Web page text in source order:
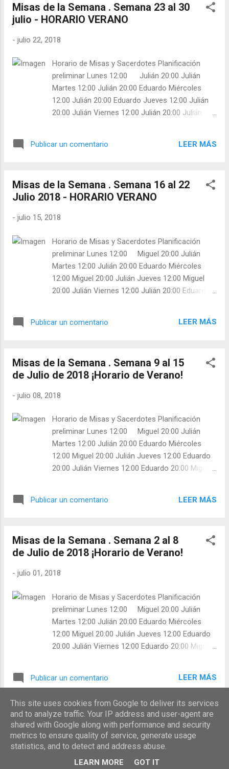
Misas de la Semana . Semana 23 al 30
julio - HORARIO VERANO
- julio 22, 2018
Horario de Misas y Sacerdotes Planificación
preliminar Lunes 12:00 Julián 20:00 Julián
Martes 12:00 Julián 20:00 Eduardo Miércoles
12:00 Julián 20:00 Eduardo Jueves 12:00 Julián
20:00 Julián Viernes 12:00 Julián 20:00 Julián
Julián 20:00 Julián Confiesa:
Publicar un comentario LEER MÁS
Misas de la Semana . Semana 16 al 22
Julio 2018 - HORARIO VERANO
- julio 15, 2018
Horario de Misas y Sacerdotes Planificación
preliminar Lunes 12:00 Miguel 20:00 Julián
Martes 12:00 Julián 20:00 Eduardo Miércoles
12:00 Miguel 20:00 Julián Jueves 12:00 Miguel
20:00 Julián Viernes 12:00 Julián 20:00 Eduardo
20:00 Eduardo Confiesa:
Publicar un comentario LEER MÁS
Misas de la Semana . Semana 9 al 15
de Julio de 2018 ¡Horario de Verano!
- julio 08, 2018
Horario de Misas y Sacerdotes Planificación
preliminar Lunes 12:00 Miguel 20:00 Julián
Martes 12:00 Julián 20:00 Eduardo Miércoles
12:00 Miguel 20:00 Julián Jueves 12:00 Eduardo
20:00 Julián Viernes 12:00 Eduardo 20:00 Miguel
Confiesa: Julián 20:00 Miguel Confiesa:
Publicar un comentario LEER MÁS
Misas de la Semana . Semana 2 al 8
de Julio de 2018 ¡Horario de Verano!
- julio 01, 2018
Horario de Misas y Sacerdotes Planificación
preliminar Lunes 12:00 Miguel 20:00 Julián
Martes 12:00 Julián 20:00 Eduardo Miércoles
12:00 Miguel 20:00 Julián Jueves 12:00 Eduardo
20:00 Julián Viernes 12:00 Eduardo 20:00 Miguel
Confiesa: Julián 20:00 Miguel Confiesa:
Publicar un comentario LEER MÁS
MÁS ENTRADAS
This site uses cookies from Google to deliver its services
and to analyze traffic. Your IP address and user-agent are
shared with Google along with performance and security
metrics to ensure quality of service, generate usage
statistics, and to detect and address abuse.
LEARN MORE GOT IT